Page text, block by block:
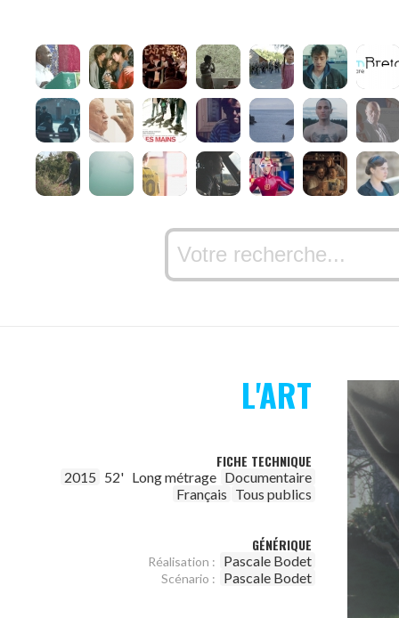
L'ART
FICHE TECHNIQUE
2015 52' Long métrage Documentaire
Français Tous publics
GÉNÉRIQUE
Réalisation : Pascale Bodet
Scénario : Pascale Bodet